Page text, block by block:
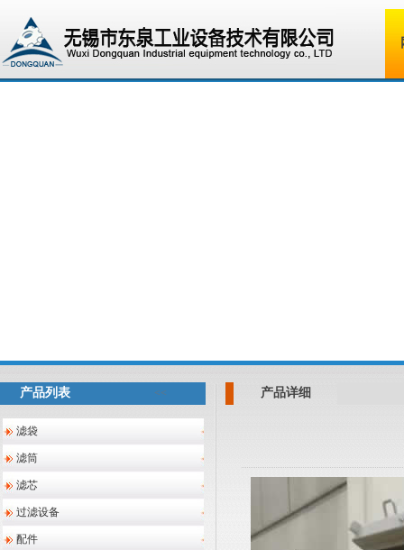
产品列表 <<
滤袋
滤筒
滤芯
过滤设备
配件
产品详细